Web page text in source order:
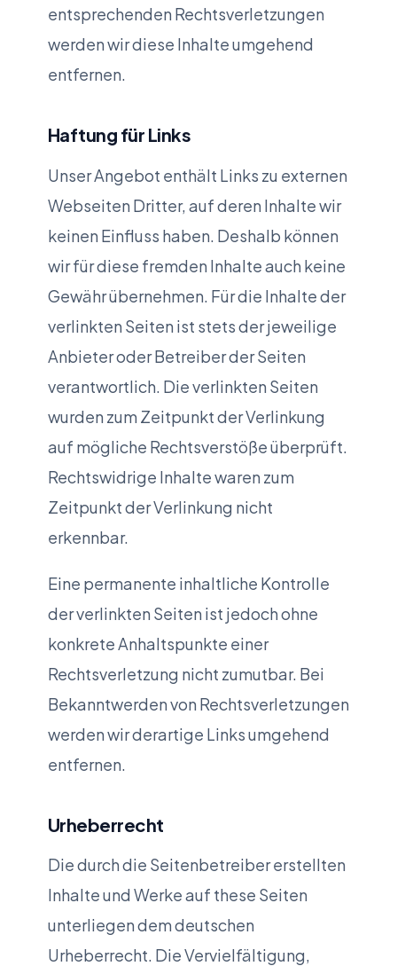
entsprechenden Rechtsverletzungen
werden wir diese Inhalte umgehend
entfernen.
Haftung für Links
Unser Angebot enthält Links zu externen
Webseiten Dritter, auf deren Inhalte wir
keinen Einfluss haben. Deshalb können
wir für diese fremden Inhalte auch keine
Gewähr übernehmen. Für die Inhalte der
verlinkten Seiten ist stets der jeweilige
Anbieter oder Betreiber der Seiten
verantwortlich. Die verlinkten Seiten
wurden zum Zeitpunkt der Verlinkung
auf mögliche Rechtsverstöße überprüft.
Rechtswidrige Inhalte waren zum
Zeitpunkt der Verlinkung nicht
erkennbar.
Eine permanente inhaltliche Kontrolle
der verlinkten Seiten ist jedoch ohne
konkrete Anhaltspunkte einer
Rechtsverletzung nicht zumutbar. Bei
Bekanntwerden von Rechtsverletzungen
werden wir derartige Links umgehend
entfernen.
Urheberrecht
Die durch die Seitenbetreiber erstellten
Inhalte und Werke auf these Seiten
unterliegen dem deutschen
Urheberrecht. Die Vervielfältigung,